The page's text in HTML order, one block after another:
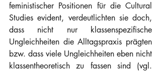
feministischer Positionen für die Cultural
Studies evident, verdeutlichten sie doch,
dass nicht nur klassenspezifische
Ungleichheiten die Alltagspraxis prägten
bzw. dass viele Ungleichheiten eben nicht
klassentheoretisch zu fassen sind (vgl.